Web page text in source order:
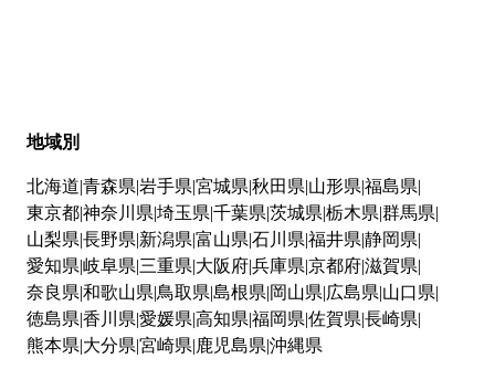
地域別
北海道 青森県 岩手県 宮城県 秋田県 山形県 福島県
東京都神奈川県 埼玉県 千葉県 茨城県 栃木県 群馬県
山梨県 長野県 新潟県 富山県 石川県 福井県 静岡県
愛知県 岐阜県 三重県 大阪府兵庫県 京都府滋賀県
奈良県 和歌山県 鳥取県 島根県 岡山県 広島県 山口県
徳島県 香川県 愛媛県 高知県 福岡県 佐賀県 長崎県
熊本県 大分県 宮崎県 鹿児島県 沖縄県